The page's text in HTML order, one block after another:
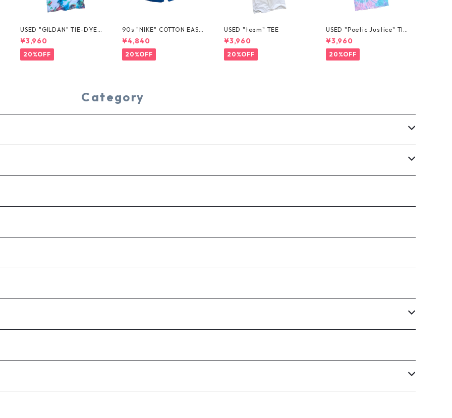
USED "GILDAN" TIE-DYE T
EE
¥3,960
20%OFF
90s "NIKE" COTTON EASY
SHORTS
¥4,840
20%OFF
USED "team" TEE
¥3,960
20%OFF
USED "Poetic Justice" TIE
-DYE TEE
¥3,960
20%OFF
Category